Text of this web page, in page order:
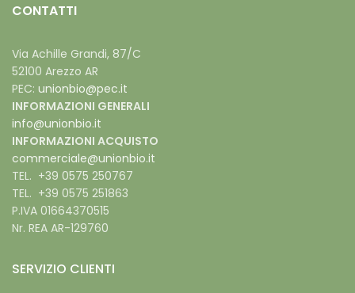
CONTATTI
Via Achille Grandi, 87/C
52100 Arezzo AR
PEC: unionbio@pec.it
INFORMAZIONI GENERALI
info@unionbio.it
INFORMAZIONI ACQUISTO
commerciale@unionbio.it
TEL. +39 0575 250767
TEL. +39 0575 251863
P.IVA 01664370515
Nr. REA AR-129760
SERVIZIO CLIENTI